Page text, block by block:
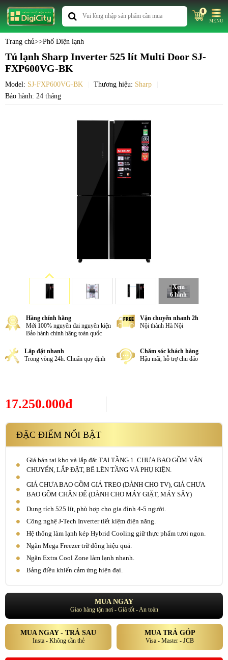
0
MENU
Trang chủ>>Phố Điện lạnh
Tủ lạnh Sharp Inverter 525 lít Multi Door SJ-
FXP600VG-BK
Model: SJ-FXP600VG-BK Thương hiệu: Sharp
Bảo hành: 24 tháng
Xem
6 hình
Hàng chính hãng
Mới 100% nguyên đai nguyên kiện
Bảo hành chính hãng toàn quốc
Vận chuyển nhanh 2h
Nội thành Hà Nội
Lắp đặt nhanh
Trong vòng 24h. Chuẩn quy định
Chăm sóc khách hàng
Hậu mãi, hỗ trợ chu đáo
17.250.000đ
ĐẶC ĐIỂM NỔI BẬT
Giá bán tại kho và lắp đặt TẠI TẦNG 1. CHƯA BAO GỒM VẬN
CHUYỂN, LẮP ĐẶT, BÊ LÊN TẦNG VÀ PHỤ KIỆN.
GIÁ CHƯA BAO GỒM GIÁ TREO (DÀNH CHO TV), GIÁ CHƯA
BAO GỒM CHÂN ĐẾ (DÀNH CHO MÁY GIẶT, MÁY SẤY)
Dung tích 525 lít, phù hợp cho gia đình 4-5 người.
Công nghệ J-Tech Inverter tiết kiệm điện năng.
Hệ thống làm lạnh kép Hybrid Cooling giữ thực phẩm tươi ngon.
Ngăn Mega Freezer trữ đông hiệu quả.
Ngăn Extra Cool Zone làm lạnh nhanh.
Bảng điều khiển cảm ứng hiện đại.
MUA NGAY
Giao hàng tận nơi - Giá tốt - An toàn
MUA NGAY - TRẢ SAU
Insta - Không cần thẻ
MUA TRẢ GÓP
Visa - Master - JCB